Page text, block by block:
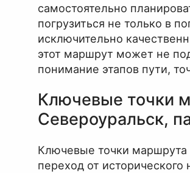
самостоятельно
погрузиться не только в
исключительно
этот маршрут может не
понимание этапов пути,
Ключевые точки
Североуральск,
Ключевые точки маршрута
переход от